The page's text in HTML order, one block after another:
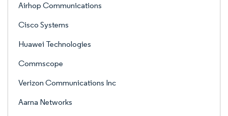
Airhop Communications
Cisco Systems
Huawei Technologies
Commscope
Verizon Communications Inc
Aarna Networks